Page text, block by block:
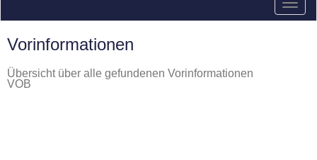
Vorinformationen
Übersicht über alle gefundenen Vorinformationen
VOB